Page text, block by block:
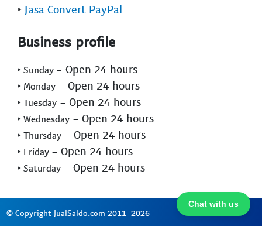
Chat with us
‣ Jasa Convert PayPal
Business profile
‣ Sunday - Open 24 hours
‣ Monday - Open 24 hours
‣ Tuesday - Open 24 hours
‣ Wednesday - Open 24 hours
‣ Thursday - Open 24 hours
‣ Friday - Open 24 hours
‣ Saturday - Open 24 hours
© Copyright JualSaldo.com 2011-2026